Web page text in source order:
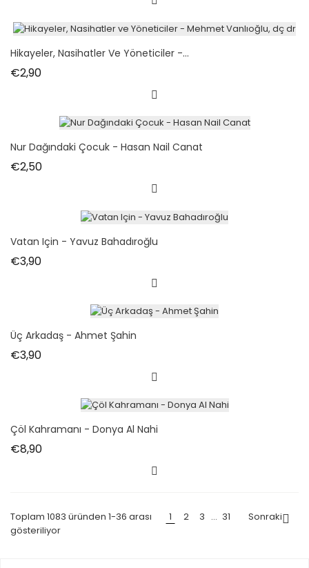
Hikayeler, Nasihatler Ve Yöneticiler -...
€2,90Fiyat
Nur Dağındaki Çocuk - Hasan Nail Canat
€2,50Fiyat
Vatan Için - Yavuz Bahadıroğlu
€3,90Fiyat
Üç Arkadaş - Ahmet Şahin
€3,90Fiyat
Çöl Kahramanı - Donya Al Nahi
€8,90Fiyat
Toplam 1083 üründen 1-36 arası
gösteriliyor
1 2 3 … 31 Sonraki